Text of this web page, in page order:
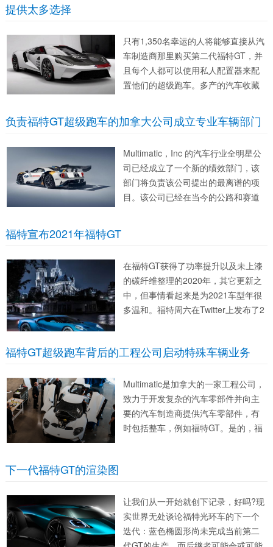
提供太多选择
只有1,350名幸运的人将能够直接从汽
车制造商那里购买第二代福特GT，并
且每个人都可以使用私人配置器来配
置他们的超级跑车。多产的汽车收藏
负责福特GT超级跑车的加拿大公司成立专业车辆部门
Multimatic，Inc 的汽车行业全明星公
司已经成立了一个新的绩效部门，该
部门将负责该公司提出的最离谱的项
目。该公司已经在当今的公路和赛道
福特宣布2021年福特GT
在福特GT获得了功率提升以及未上漆
的碳纤维整理的2020年，其它更新之
中，但事情看起来是为2021车型年很
多温和。福特周六在Twitter上发布了2
福特GT超级跑车背后的工程公司启动特殊车辆业务
Multimatic是加拿大的一家工程公司，
致力于开发复杂的汽车零部件并向主
要的汽车制造商提供汽车零部件，有
时包括整车，例如福特GT。是的，福
下一代福特GT的渲染图
让我们从一开始就创下记录，好吗?现
实世界无处谈论福特光环车的下一个
迭代：蓝色椭圆形尚未完成当前第二